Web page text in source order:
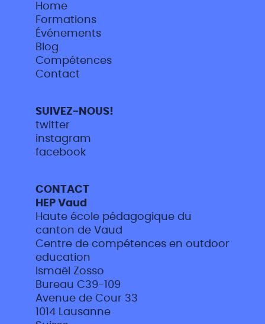
Home
Formations
Événements
Blog
Compétences
Contact
SUIVEZ-NOUS!
twitter
instagram
facebook
CONTACT
HEP Vaud
Haute école pédagogique du
canton de Vaud
Centre de compétences en outdoor
education
Ismaël Zosso
Bureau C39-109
Avenue de Cour 33
1014 Lausanne